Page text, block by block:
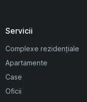
Servicii
Complexe rezidențiale
Apartamente
Case
Oficii